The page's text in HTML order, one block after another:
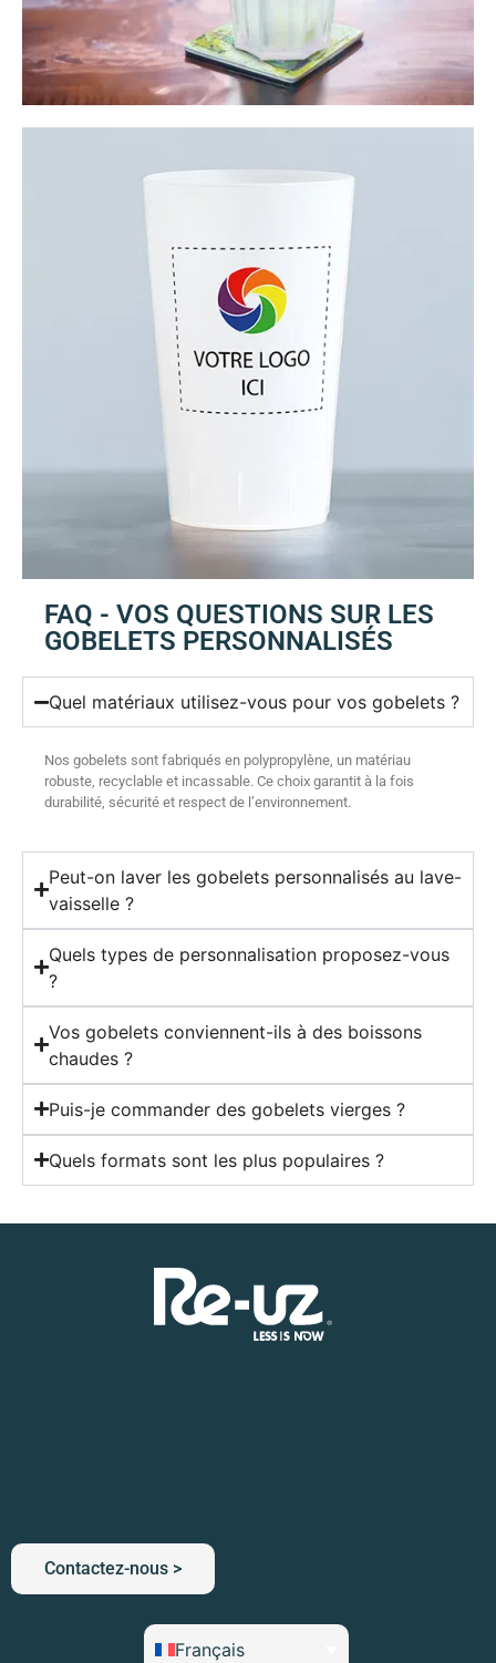
FAQ - VOS QUESTIONS SUR LES
GOBELETS PERSONNALISÉS
Quel matériaux utilisez-vous pour vos gobelets ?
Nos gobelets sont fabriqués en polypropylène, un matériau
robuste, recyclable et incassable. Ce choix garantit à la fois
durabilité, sécurité et respect de l’environnement.
Peut-on laver les gobelets personnalisés au lave-
vaisselle ?
Quels types de personnalisation proposez-vous
?
Vos gobelets conviennent-ils à des boissons
chaudes ?
Puis-je commander des gobelets vierges ?
Quels formats sont les plus populaires ?
Contactez-nous >
Français